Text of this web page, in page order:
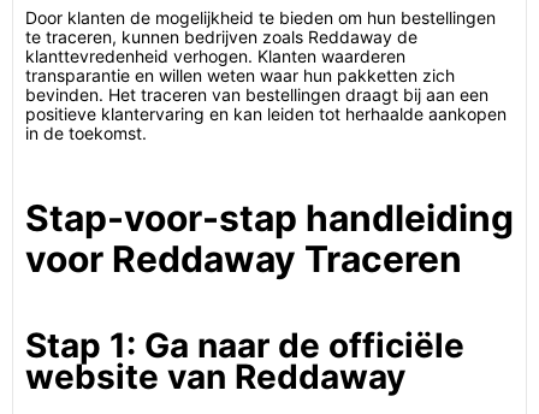
Door klanten de mogelijkheid te bieden om hun bestellingen
te traceren, kunnen bedrijven zoals Reddaway de
klanttevredenheid verhogen. Klanten waarderen
transparantie en willen weten waar hun pakketten zich
bevinden. Het traceren van bestellingen draagt bij aan een
positieve klantervaring en kan leiden tot herhaalde aankopen
in de toekomst.
Stap-voor-stap handleiding
voor Reddaway Traceren
Stap 1: Ga naar de officiële
website van Reddaway